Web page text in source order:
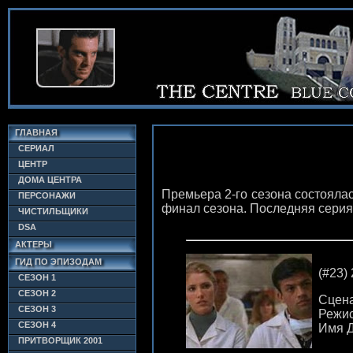
ГЛАВНАЯ
СЕРИАЛ
ЦЕНТР
ДОМА ЦЕНТРА
ПЕРСОНАЖИ
ЧИСТИЛЬЩИКИ
DSA
АКТЕРЫ
ГИД ПО ЭПИЗОДАМ
СЕЗОН 1
СЕЗОН 2
СЕЗОН 3
СЕЗОН 4
ПРИТВОРЩИК 2001
Премьера 2-го сезона
финал сезона. Последняя
(#23)
Имя